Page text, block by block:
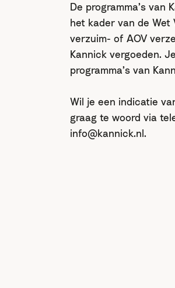
De programma’s van
het kader van de
verzuim- of AOV
Kannick vergoeden.
programma’s van
Wil je een indicatie
graag te woord via
info@kannick.nl.